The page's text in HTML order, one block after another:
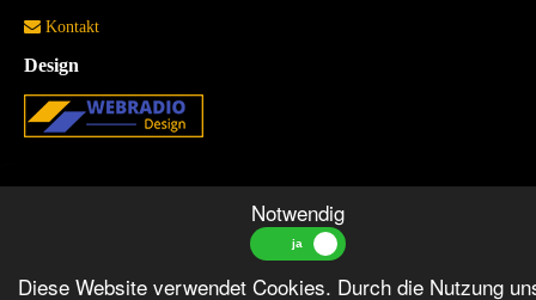
Notwendig
Diese Website verwendet Cookies. Durch die Nutzung
Kontakt
Design